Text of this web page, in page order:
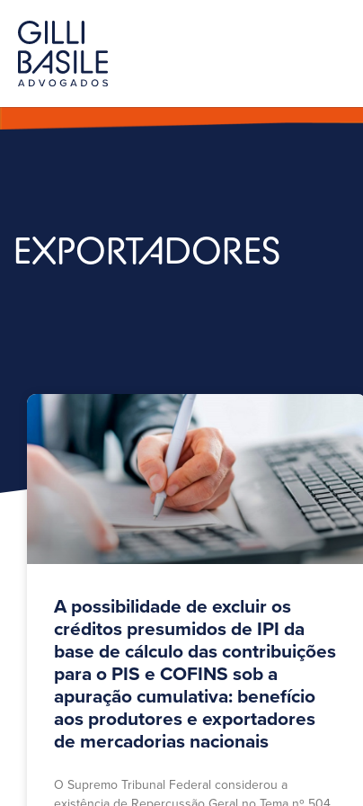
EXPORTADORES
A possibilidade de excluir os
créditos presumidos de IPI da
base de cálculo das contribuições
para o PIS e COFINS sob a
apuração cumulativa: benefício
aos produtores e exportadores
de mercadorias nacionais
O Supremo Tribunal Federal considerou a